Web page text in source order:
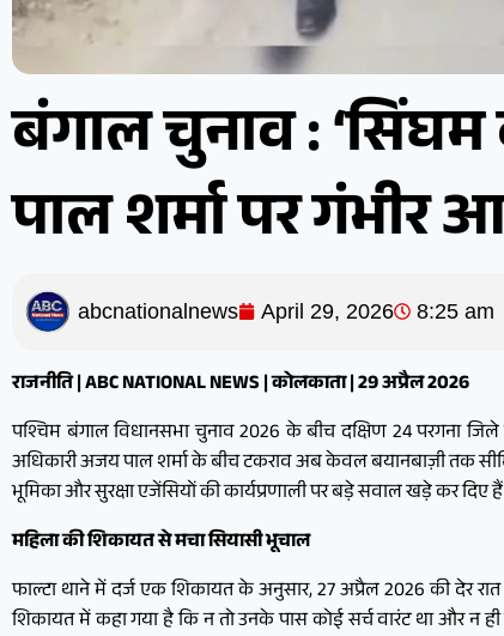
बंगाल चुनाव :
पाल शर्मा पर गंभीर
abcnationalnews April 29, 2026 8:25 am
राजनीति | ABC NATIONAL NEWS | कोलकाता | 29 अप्रैल 2026
पश्चिम बंगाल विधानसभा चुनाव 2026 के बीच दक्षिण 24 परगना
अधिकारी अजय पाल शर्मा के बीच टकराव अब केवल बयानबाज़ी तक
भूमिका और सुरक्षा एजेंसियों की कार्यप्रणाली पर बड़े सवाल खड़े कर दिए
महिला की शिकायत से मचा सियासी भूचाल
फाल्टा थाने में दर्ज एक शिकायत के अनुसार, 27 अप्रैल 2026 की देर
शिकायत में कहा गया है कि न तो उनके पास कोई सर्च वारंट था और न